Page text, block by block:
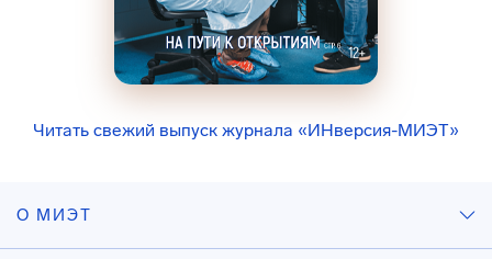
Читать свежий выпуск журнала «ИНверсия-МИЭТ»
О МИЭТ